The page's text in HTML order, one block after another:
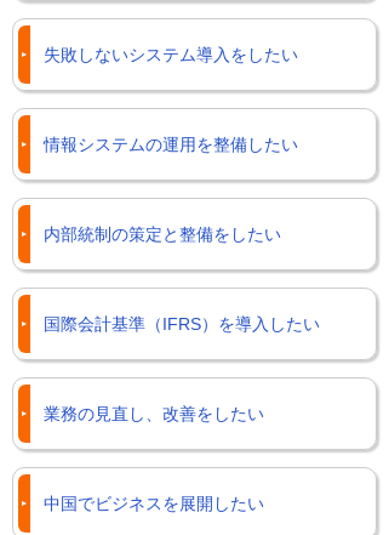
失敗しないシステム導入をしたい
情報システムの運用を整備したい
内部統制の策定と整備をしたい
国際会計基準（IFRS）を導入したい
業務の見直し、改善をしたい
中国でビジネスを展開したい